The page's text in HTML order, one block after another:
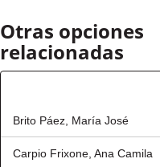
Otras opciones
relacionadas
Brito Páez, María José
Carpio Frixone, Ana Camila